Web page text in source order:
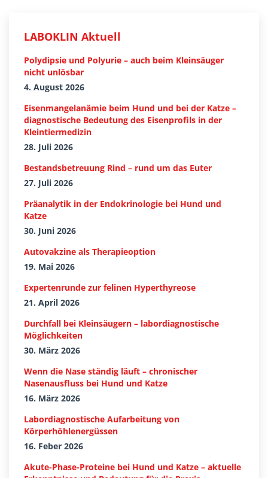
LABOKLIN Aktuell
Polydipsie und Polyurie – auch beim Kleinsäuger
nicht unlösbar
4. August 2026
Eisenmangelanämie beim Hund und bei der Katze –
diagnostische Bedeutung des Eisenprofils in der
Kleintiermedizin
28. Juli 2026
Bestandsbetreuung Rind – rund um das Euter
27. Juli 2026
Präanalytik in der Endokrinologie bei Hund und
Katze
30. Juni 2026
Autovakzine als Therapieoption
19. Mai 2026
Expertenrunde zur felinen Hyperthyreose
21. April 2026
Durchfall bei Kleinsäugern – labordiagnostische
Möglichkeiten
30. März 2026
Wenn die Nase ständig läuft – chronischer
Nasenausfluss bei Hund und Katze
16. März 2026
Labordiagnostische Aufarbeitung von
Körperhöhlenergüssen
16. Feber 2026
Akute-Phase-Proteine bei Hund und Katze – aktuelle